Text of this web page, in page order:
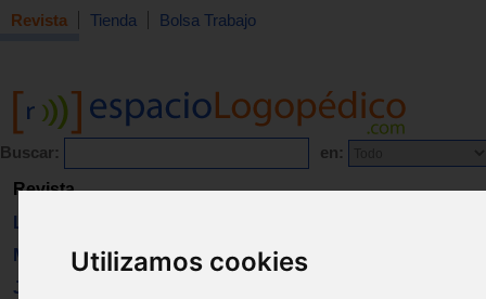
Utilizamos cookies
Revista Tienda Bolsa Trabajo
Buscar: en:
Revista
Libros
Material
Juguetes